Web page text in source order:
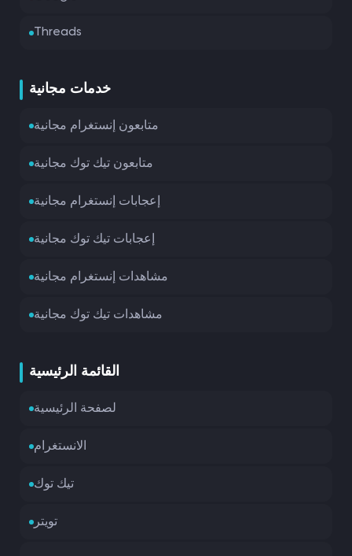
Threads
خدمات مجانية
متابعون إنستغرام مجانية
متابعون تيك توك مجانية
إعجابات إنستغرام مجانية
إعجابات تيك توك مجانية
مشاهدات إنستغرام مجانية
مشاهدات تيك توك مجانية
القائمة الرئيسية
لصفحة الرئيسية
الانستغرام
تيك توك
تويتر